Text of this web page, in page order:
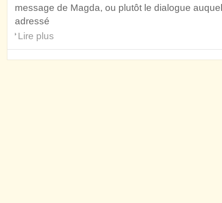
message de Magda, ou plutôt le dialogue
adressé
Lire plus